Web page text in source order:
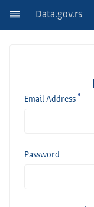
Data.gov.rs
Email Address
Password